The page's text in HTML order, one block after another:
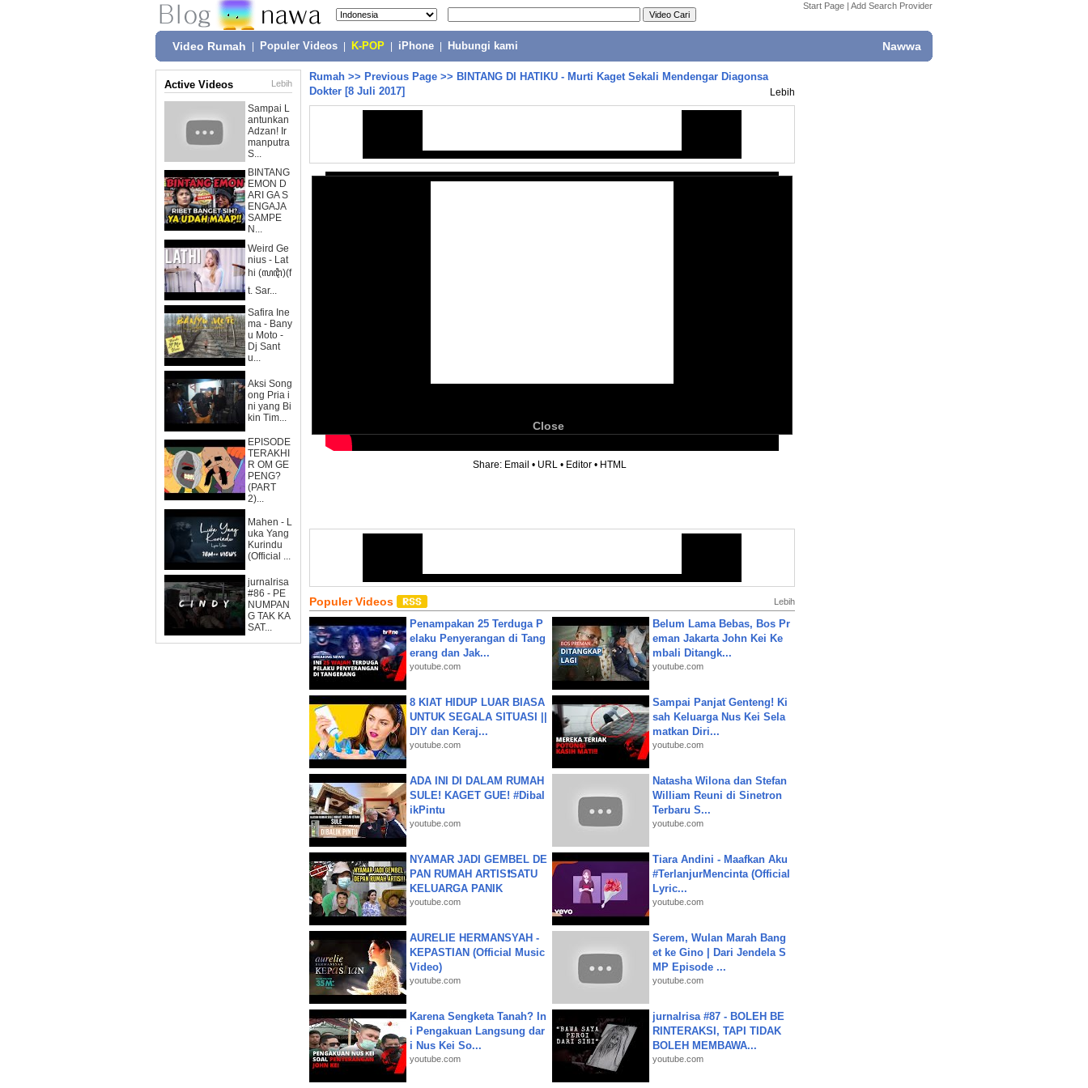
Start Page | Add Search Provider
Video Rumah Populer Videos K-POP iPhone Hubungi kami Nawwa
Active Videos Lebih
Sampai L
antunkan
Adzan! Ir
manputra
S...
BINTANG
EMON D
ARI GA S
ENGAJA
SAMPE
N...
Weird Ge
nius - Lat
hi (ꦭꦛꦶ)(f
t. Sar...
Safira Ine
ma - Bany
u Moto -
Dj Sant
u...
Aksi Song
ong Pria i
ni yang Bi
kin Tim...
EPISODE
TERAKHI
R OM GE
PENG?
(PART
2)...
Mahen - L
uka Yang
Kurindu
(Official ...
jurnalrisa
#86 - PE
NUMPAN
G TAK KA
SAT...
Rumah >> Previous Page >> BINTANG DI HATIKU - Murti Kaget Sekali Mendengar Diagonsa
Dokter [8 Juli 2017]
Lebih
Close
Share: Email • URL • Editor • HTML
Populer Videos Lebih
Penampakan 25 Terduga P
elaku Penyerangan di Tang
erang dan Jak...
youtube.com
Belum Lama Bebas, Bos Pr
eman Jakarta John Kei Ke
mbali Ditangk...
youtube.com
8 KIAT HIDUP LUAR BIASA
UNTUK SEGALA SITUASI ||
DIY dan Keraj...
youtube.com
Sampai Panjat Genteng! Ki
sah Keluarga Nus Kei Sela
matkan Diri...
youtube.com
ADA INI DI DALAM RUMAH
SULE! KAGET GUE! #Dibal
ikPintu
youtube.com
Natasha Wilona dan Stefan
William Reuni di Sinetron
Terbaru S...
youtube.com
NYAMAR JADI GEMBEL DE
PAN RUMAH ARTIS❗SATU
KELUARGA PANIK
youtube.com
Tiara Andini - Maafkan Aku
#TerlanjurMencinta (Official
Lyric...
youtube.com
AURELIE HERMANSYAH -
KEPASTIAN (Official Music
Video)
youtube.com
Serem, Wulan Marah Bang
et ke Gino | Dari Jendela S
MP Episode ...
youtube.com
Karena Sengketa Tanah? In
i Pengakuan Langsung dar
i Nus Kei So...
youtube.com
jurnalrisa #87 - BOLEH BE
RINTERAKSI, TAPI TIDAK
BOLEH MEMBAWA...
youtube.com